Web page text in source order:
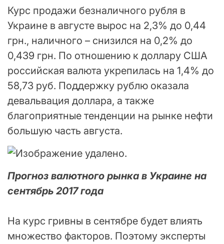
Курс продажи безналичного рубля в
Украине в августе вырос на 2,3% до 0,44
грн., наличного – снизился на 0,2% до
0,439 грн. По отношению к доллару США
российская валюта укрепилась на 1,4% до
58,73 руб. Поддержку рублю оказала
девальвация доллара, а также
благоприятные тенденции на рынке нефти
большую часть августа.
Прогноз валютного рынка в Украине на
сентябрь 2017 года
На курс гривны в сентябре будет влиять
множество факторов. Поэтому эксперты